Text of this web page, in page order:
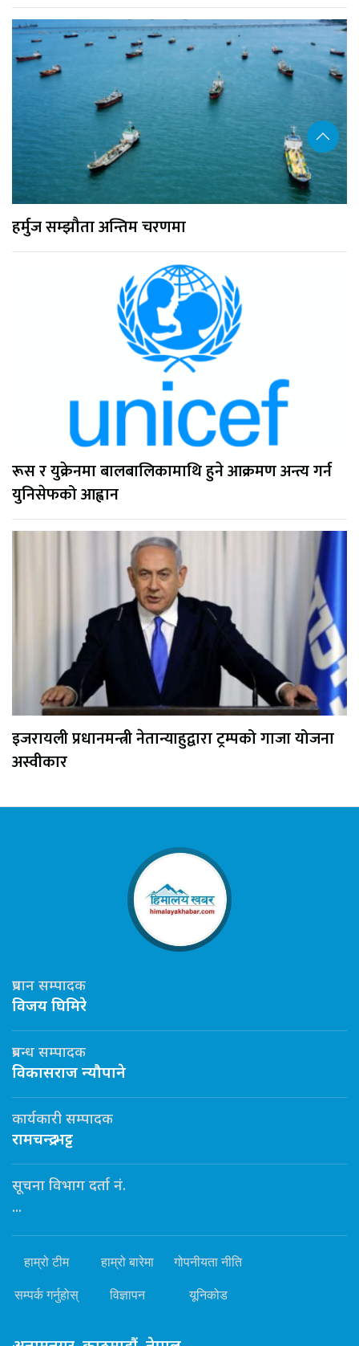
हर्मुज सम्झौता अन्तिम चरणमा
रूस र युक्रेनमा बालबालिकामाथि हुने आक्रमण अन्त्य गर्न
युनिसेफको आह्वान
इजरायली प्रधानमन्त्री नेतान्याहुद्वारा ट्रम्पको गाजा योजना
अस्वीकार
प्रधान सम्पादक
विजय घिमिरे
प्रबन्ध सम्पादक
विकासराज न्यौपाने
कार्यकारी सम्पादक
रामचन्द्र भट्ट
सूचना विभाग दर्ता नं.
...
हाम्रो टीम हाम्रो बारेमा गोपनीयता नीति
सम्पर्क गर्नुहोस् विज्ञापन यूनिकोड